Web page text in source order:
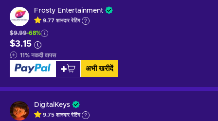
Frosty Entertainment
9.77 शानदाररेटिंग
$9.99-68%
$3.15
11% नकदी वापस
अभी खरीदें
DigitalKeys
9.75 शानदाररेटिंग